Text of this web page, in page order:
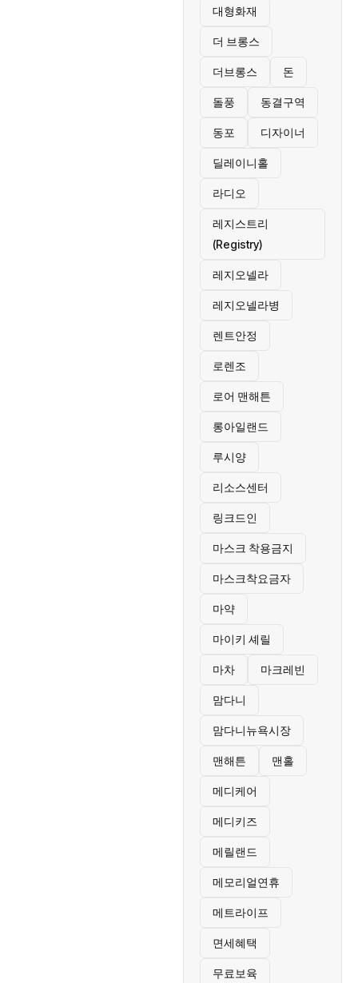
대형화재
더 브롱스
더브롱스 돈
돌풍 동결구역
동포 디자이너
딜레이니홀
라디오
레지스트리
(Registry)
레지오넬라
레지오넬라병
렌트안정
로렌조
로어 맨해튼
롱아일랜드
루시양
리소스센터
링크드인
마스크 착용금지
마스크착요금자
마약
마이키 셰릴
마차 마크레빈
맘다니
맘다니뉴욕시장
맨해튼 맨홀
메디케어
메디키즈
메릴랜드
메모리얼연휴
메트라이프
면세혜택
무료보육